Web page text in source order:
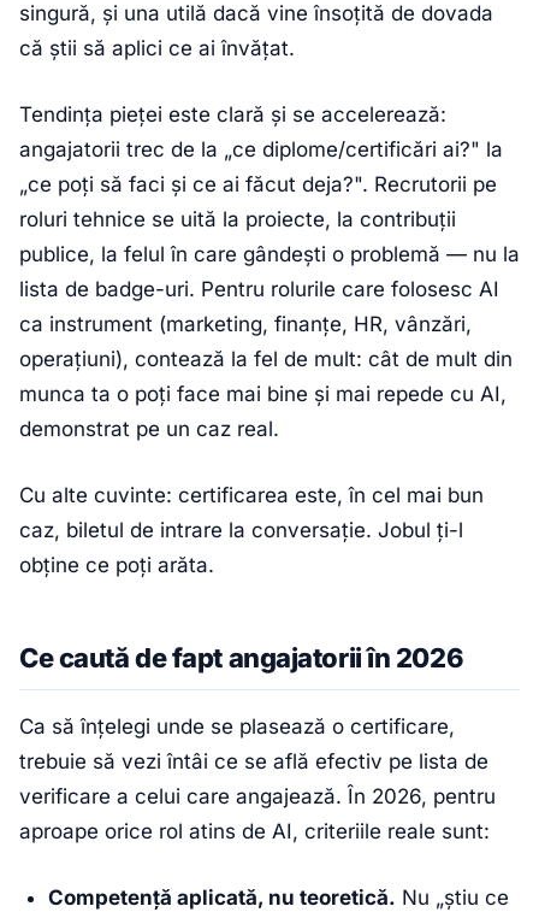
singură, și una utilă dacă vine însoțită de dovada
că știi să aplici ce ai învățat.
Tendința pieței este clară și se accelerează:
angajatorii trec de la „ce diplome/certificări ai?" la
„ce poți să faci și ce ai făcut deja?". Recrutorii pe
roluri tehnice se uită la proiecte, la contribuții
publice, la felul în care gândești o problemă — nu la
lista de badge-uri. Pentru rolurile care folosesc AI
ca instrument (marketing, finanțe, HR, vânzări,
operațiuni), contează la fel de mult: cât de mult din
munca ta o poți face mai bine și mai repede cu AI,
demonstrat pe un caz real.
Cu alte cuvinte: certificarea este, în cel mai bun
caz, biletul de intrare la conversație. Jobul ți-l
obține ce poți arăta.
Ce caută de fapt angajatorii în 2026
Ca să înțelegi unde se plasează o certificare,
trebuie să vezi întâi ce se află efectiv pe lista de
verificare a celui care angajează. În 2026, pentru
aproape orice rol atins de AI, criteriile reale sunt:
Competență aplicată, nu teoretică. Nu „știu ce